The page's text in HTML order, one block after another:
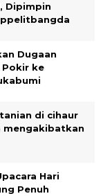
Dipimpin
Dugaan
Pokir ke
di cihaur
mengakibatkan
Hari
Penuh